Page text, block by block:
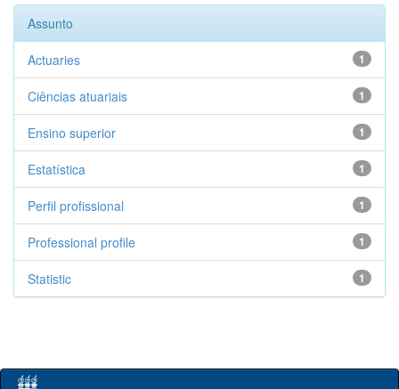
Assunto
1
Actuaries
1
Ciências atuariais
1
Ensino superior
1
Estatística
1
Perfil profissional
1
Professional profile
1
Statistic